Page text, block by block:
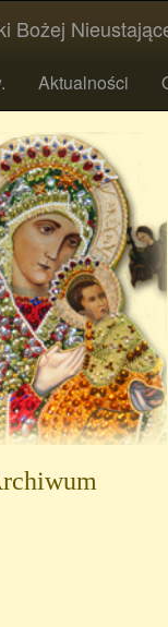
Bożej
Aktualności